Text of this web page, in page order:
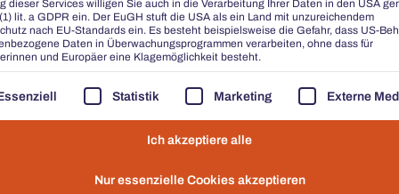
CHALIDOR 100 | DOPPELBANK
2400
ZUR ANFRAGE HINZUFÜGEN
Zusätzliche Informationen
dieser Services willigen Sie auch in die Verarbeitung Ihrer Daten in den USA
lit. a GDPR ein. Der EuGH stuft die USA als ein Land mit unzureichendem
nach EU-Standards ein. Es besteht beispielsweise die Gefahr, dass US-
Daten in Überwachungsprogrammen verarbeiten, ohne dass für
und Europäer eine Klagemöglichkeit besteht.
EINE LISTE DER SERVICE-GRUPPEN, FÜR DIE
Statistik Marketing Externe
Ich akzeptiere alle
Nur essenzielle Cookies akzeptieren